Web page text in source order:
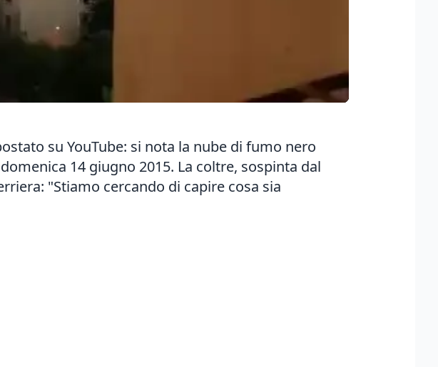
su YouTube: si nota la nube di fumo nero
14 giugno 2015. La coltre, sospinta dal
"Stiamo cercando di capire cosa sia